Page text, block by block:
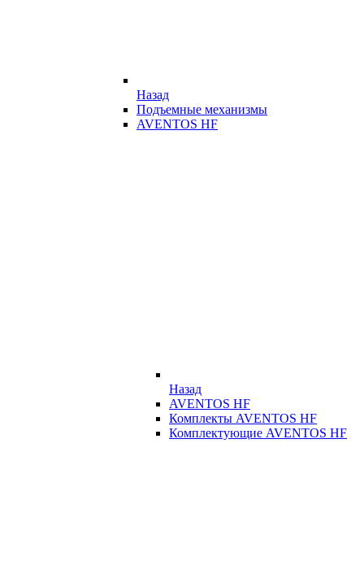
Назад
Подъемные механизмы
AVENTOS HF
Назад
AVENTOS HF
Комплекты AVENTOS HF
Комплектующие AVENTOS HF